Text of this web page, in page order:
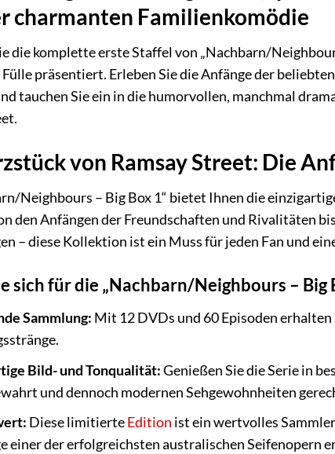
charmanten Familienkomödie
die komplette erste Staffel von „Nachbarn/
Fülle präsentiert. Erleben Sie die Anfänge der
tauchen Sie ein in die humorvollen, manchmal
von Ramsay Street: Die
Neighbours – Big Box 1“ bietet Ihnen die
den Anfängen der Freundschaften und Rivalitäten
– diese Kollektion ist ein Muss für jeden Fan und
sich für die „Nachbarn/Neighbours – Big
Sammlung: Mit 12 DVDs und 60 Episoden
Bild- und Tonqualität:Genießen Sie die Serie in
und dennoch modernen Sehgewohnheiten
Diese limitierteEdition ist ein wertvolles
einer der erfolgreichsten australischen Seifenopern